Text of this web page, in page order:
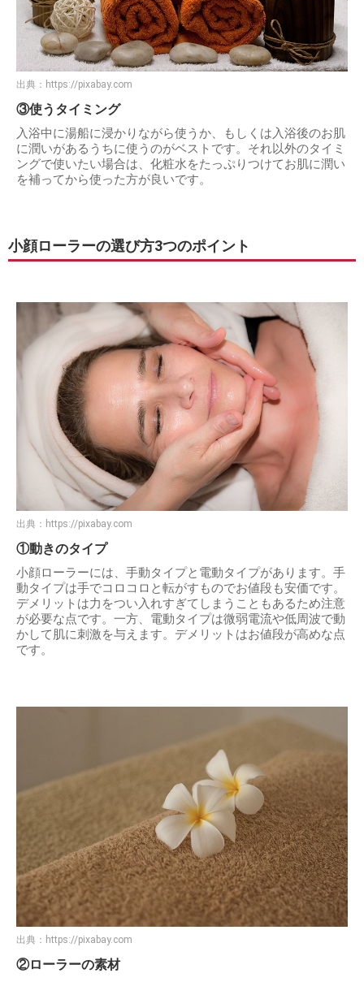
出典： https://pixabay.com
③使うタイミング
入浴中に湯船に浸かりながら使うか、もしくは入浴後のお肌
に潤いがあるうちに使うのがベストです。それ以外のタイミ
ングで使いたい場合は、化粧水をたっぷりつけてお肌に潤い
を補ってから使った方が良いです。
小顔ローラーの選び方3つのポイント
出典： https://pixabay.com
①動きのタイプ
小顔ローラーには、手動タイプと電動タイプがあります。手
動タイプは手でコロコロと転がすものでお値段も安価です。
デメリットは力をつい入れすぎてしまうこともあるため注意
が必要な点です。一方、電動タイプは微弱電流や低周波で動
かして肌に刺激を与えます。デメリットはお値段が高めな点
です。
出典： https://pixabay.com
②ローラーの素材